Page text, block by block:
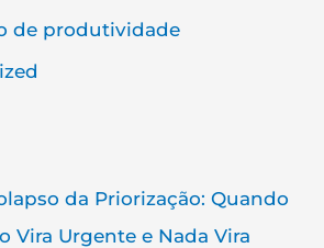
de produtividade
da Priorização: Quando
Vira Urgente e Nada Vira